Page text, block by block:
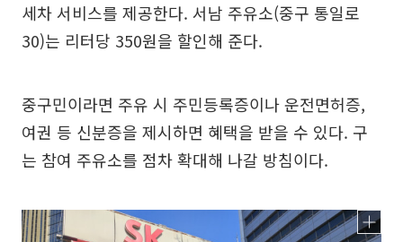
세차 서비스를 제공한다. 서남 주유소(중구 통일로
30)는 리터당 350원을 할인해 준다.
중구민이라면 주유 시 주민등록증이나 운전면허증,
여권 등 신분증을 제시하면 혜택을 받을 수 있다. 구
는 참여 주유소를 점차 확대해 나갈 방침이다.